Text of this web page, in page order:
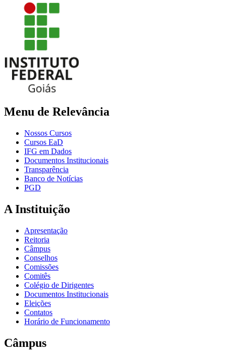
Menu de Relevância
Nossos Cursos
Cursos EaD
IFG em Dados
Documentos Institucionais
Transparência
Banco de Notícias
PGD
A Instituição
Apresentação
Reitoria
Câmpus
Conselhos
Comissões
Comitês
Colégio de Dirigentes
Documentos Institucionais
Eleições
Contatos
Horário de Funcionamento
Câmpus